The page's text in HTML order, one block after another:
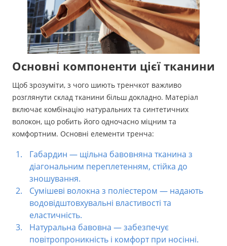
Основні компоненти цієї тканини
Щоб зрозуміти, з чого шиють тренчкот важливо
розглянути склад тканини більш докладно. Матеріал
включає комбінацію натуральних та синтетичних
волокон, що робить його одночасно міцним та
комфортним. Основні елементи тренча:
Габардин — щільна бавовняна тканина з
діагональним переплетенням, стійка до
зношування.
Сумішеві волокна з поліестером — надають
водовідштовхувальні властивості та
еластичність.
Натуральна бавовна — забезпечує
повітропроникність і комфорт при носінні.